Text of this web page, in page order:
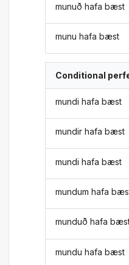
munuð hafa bæst
munu hafa bæst
Conditional
mundi hafa bæst
mundir hafa bæst
mundi hafa bæst
mundum hafa
munduð hafa
mundu hafa bæst